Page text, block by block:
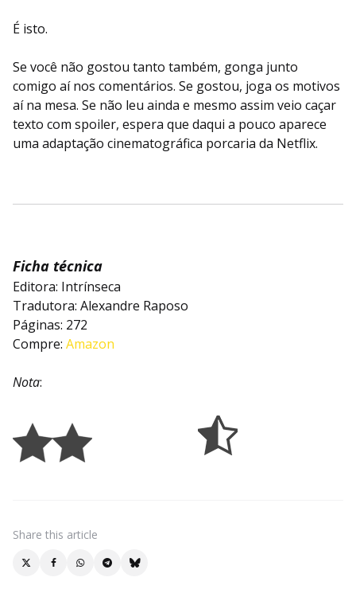
É isto.
Se você não gostou tanto também, gonga junto
comigo aí nos comentários. Se gostou, joga os motivos
aí na mesa. Se não leu ainda e mesmo assim veio caçar
texto com spoiler, espera que daqui a pouco aparece
uma adaptação cinematográfica porcaria da Netflix.
Ficha técnica
Editora: Intrínseca
Tradutora: Alexandre Raposo
Páginas: 272
Compre: Amazon
Nota:
Share this article